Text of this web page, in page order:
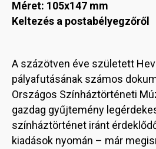
Méret: 105x147 mm
Keltezés a postabélyegzőről
A százötven éve született
pályafutásának számos
Országos Színháztörténeti
gazdag gyűjtemény
színháztörténet iránt
kiadások nyomán – már